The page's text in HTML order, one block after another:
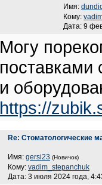
Имя:
Кому:
Дата: 9
Могу
поставками
и
https://
Re: Стоматологические
Имя: gersi23 (Новичок)
Кому: vadim_stepanchuk
Дата: 3 июля 2024 года,